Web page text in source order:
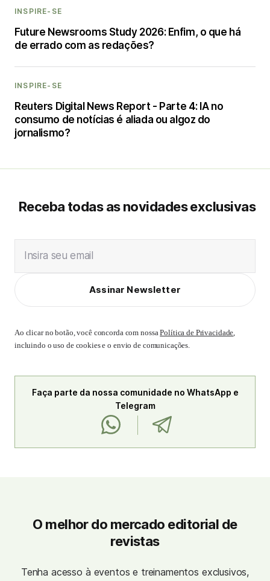
INSPIRE-SE
Future Newsrooms Study 2026: Enfim, o que há
de errado com as redações?
INSPIRE-SE
Reuters Digital News Report - Parte 4: IA no
consumo de notícias é aliada ou algoz do
jornalismo?
Receba todas as novidades exclusivas
Insira seu email
Assinar Newsletter
Ao clicar no botão, você concorda com nossaPolítica de Privacidade,
incluindo o uso de cookies e o envio de comunicações.
Faça parte da nossa comunidade no WhatsApp e
Telegram
O melhor do mercado editorial de
revistas
Tenha acesso à eventos e treinamentos exclusivos,